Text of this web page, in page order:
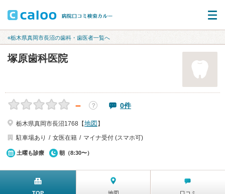
«栃木県真岡市長沼の歯科・歯医者一覧へ
塚原歯科医院
－ ？ 0件
栃木県真岡市長沼1768【地図 】
駐車場あり
女医在籍 マイナ受付 (スマホ可)
土曜も診療 朝（8:30〜）